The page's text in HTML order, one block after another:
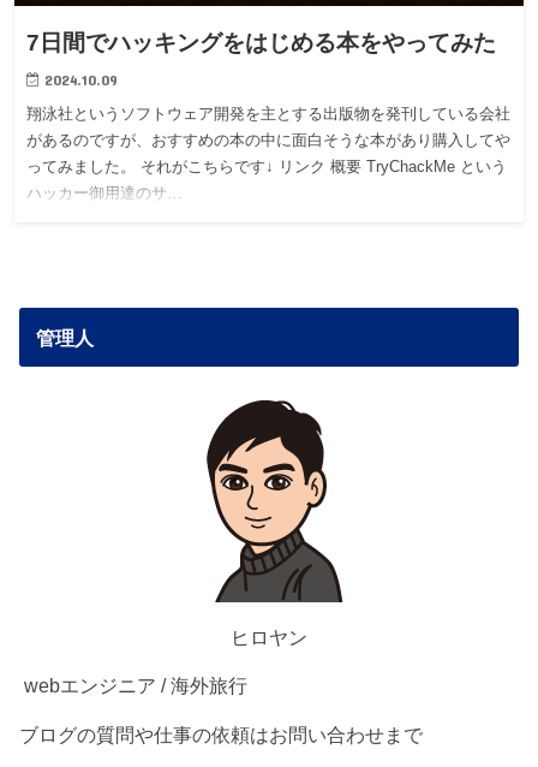
7日間でハッキングをはじめる本をやってみた
2024.10.09
翔泳社というソフトウェア開発を主とする出版物を発刊している会社
があるのですが、おすすめの本の中に面白そうな本があり購入してや
ってみました。 それがこちらです↓ リンク 概要 TryChackMe という
ハッカー御用達のサ…
管理人
ヒロヤン
webエンジニア / 海外旅行
ブログの質問や仕事の依頼はお問い合わせまで